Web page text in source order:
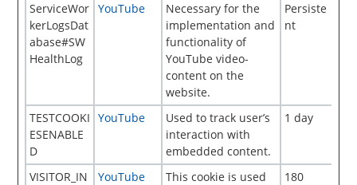
ServiceWor
kerLogsDat
abase#SW
HealthLog
YouTube
Necessary for the
implementation and
functionality of
YouTube video-
content on the
website.
Persiste
nt
TESTCOOKI
ESENABLE
D
YouTube
Used to track user’s
interaction with
embedded content.
1 day
VISITOR_IN
YouTube
This cookie is used
180